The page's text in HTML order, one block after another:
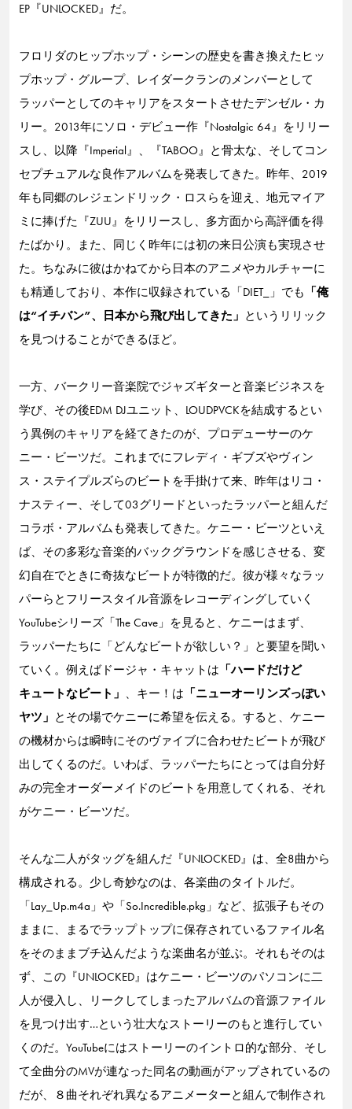
EP『UNLOCKED』だ。
フロリダのヒップホップ・シーンの歴史を書き換えたヒッ
プホップ・グループ、レイダークランのメンバーとして
ラッパーとしてのキャリアをスタートさせたデンゼル・カ
リー。2013年にソロ・デビュー作『Nostalgic 64』をリリー
スし、以降『Imperial』、『TABOO』と骨太な、そしてコン
セプチュアルな良作アルバムを発表してきた。昨年、2019
年も同郷のレジェンドリック・ロスらを迎え、地元マイア
ミに捧げた『ZUU』をリリースし、多方面から高評価を得
たばかり。また、同じく昨年には初の来日公演も実現させ
た。ちなみに彼はかねてから日本のアニメやカルチャーに
も精通しており、本作に収録されている「DIET_」でも 「俺
は“イチバン”、日本から飛び出してきた」 というリリック
を見つけることができるほど。
一方、バークリー音楽院でジャズギターと音楽ビジネスを
学び、その後EDM DJユニット、LOUDPVCKを結成するとい
う異例のキャリアを経てきたのが、プロデューサーのケ
ニー・ビーツだ。これまでにフレディ・ギブズやヴィン
ス・ステイプルズらのビートを手掛けて来、昨年はリコ・
ナスティー、そして03グリードといったラッパーと組んだ
コラボ・アルバムも発表してきた。ケニー・ビーツといえ
ば、その多彩な音楽的バックグラウンドを感じさせる、変
幻自在でときに奇抜なビートが特徴的だ。彼が様々なラッ
パーらとフリースタイル音源をレコーディングしていく
YouTubeシリーズ「The Cave」を見ると、ケニーはまず、
ラッパーたちに「どんなビートが欲しい？」と要望を聞い
ていく。例えばドージャ・キャットは 「ハードだけど
キュートなビート」 、キー！は 「ニューオーリンズっぽい
ヤツ」 とその場でケニーに希望を伝える。すると、ケニー
の機材からは瞬時にそのヴァイブに合わせたビートが飛び
出してくるのだ。いわば、ラッパーたちにとっては自分好
みの完全オーダーメイドのビートを用意してくれる、それ
がケニー・ビーツだ。
そんな二人がタッグを組んだ『UNLOCKED』は、全8曲から
構成される。少し奇妙なのは、各楽曲のタイトルだ。
「Lay_Up.m4a」や「So.Incredible.pkg」など、拡張子もその
ままに、まるでラップトップに保存されているファイル名
をそのままブチ込んだような楽曲名が並ぶ。それもそのは
ず、この『UNLOCKED』はケニー・ビーツのパソコンに二
人が侵入し、リークしてしまったアルバムの音源ファイル
を見つけ出す…という壮大なストーリーのもと進行してい
くのだ。YouTubeにはストーリーのイントロ的な部分、そし
て全曲分のMVが連なった同名の動画がアップされているの
だが、８曲それぞれ異なるアニメーターと組んで制作され